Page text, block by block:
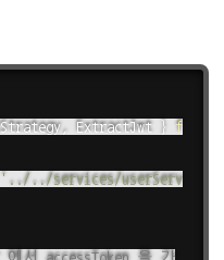
, ExtractJwt }
f
'../../services/userServ